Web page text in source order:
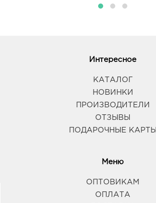
Интересное
КАТАЛОГ
НОВИНКИ
ПРОИЗВОДИТЕЛИ
ОТЗЫВЫ
ПОДАРОЧНЫЕ КАРТЫ
Меню
ОПТОВИКАМ
ОПЛАТА